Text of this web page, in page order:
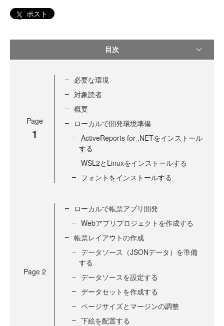
ポスト
目次
Page
1
必要な環境
対象読者
概要
ローカルで開発環境準備
ActiveReports for .NETをインストール
する
WSL2とLinuxをインストールする
フォントをインストールする
Page 2
ローカルで帳票アプリ開発
Webアプリプロジェクトを作成する
帳票レイアウトの作成
データソース（JSONデータ）を準備
する
データソースを設定する
データセットを作成する
ページサイズとマージンの調整
下絵を配置する